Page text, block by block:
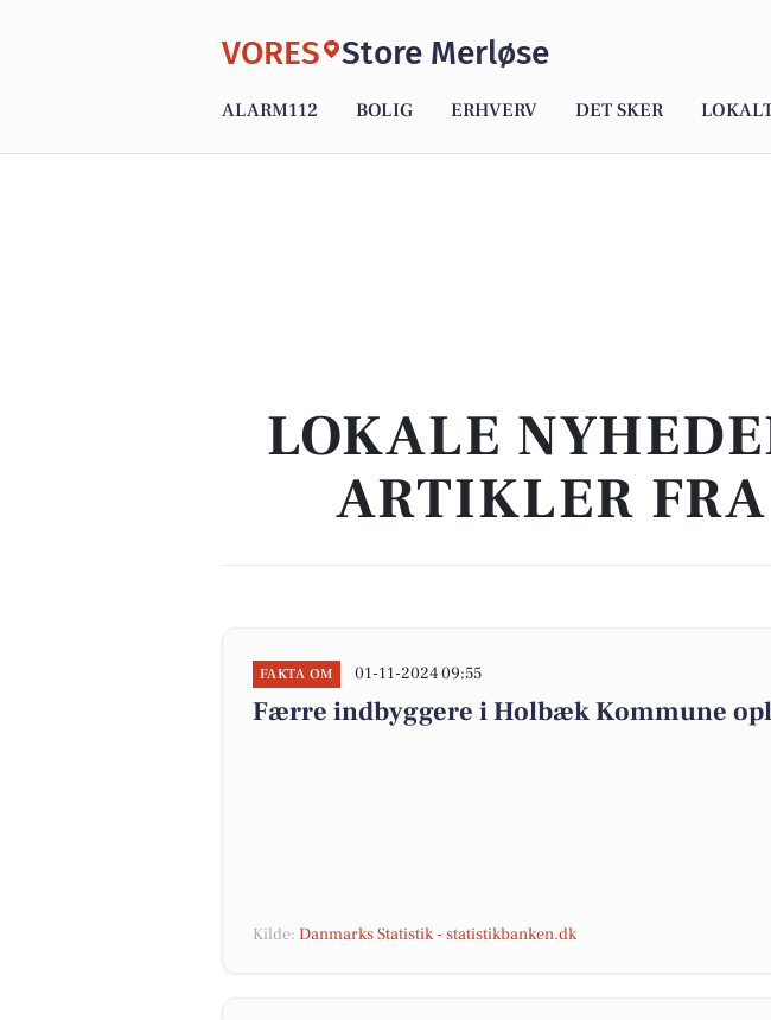
VORES Store Merløse
ALARM112 BOLIG ERHVERV DET SKER
LOKALE
ARTIKLER
FAKTA OM 01-11-2024 09:55
Færre indbyggere i Holbæk Kommune
Kilde: Danmarks Statistik - statistikbanken.dk